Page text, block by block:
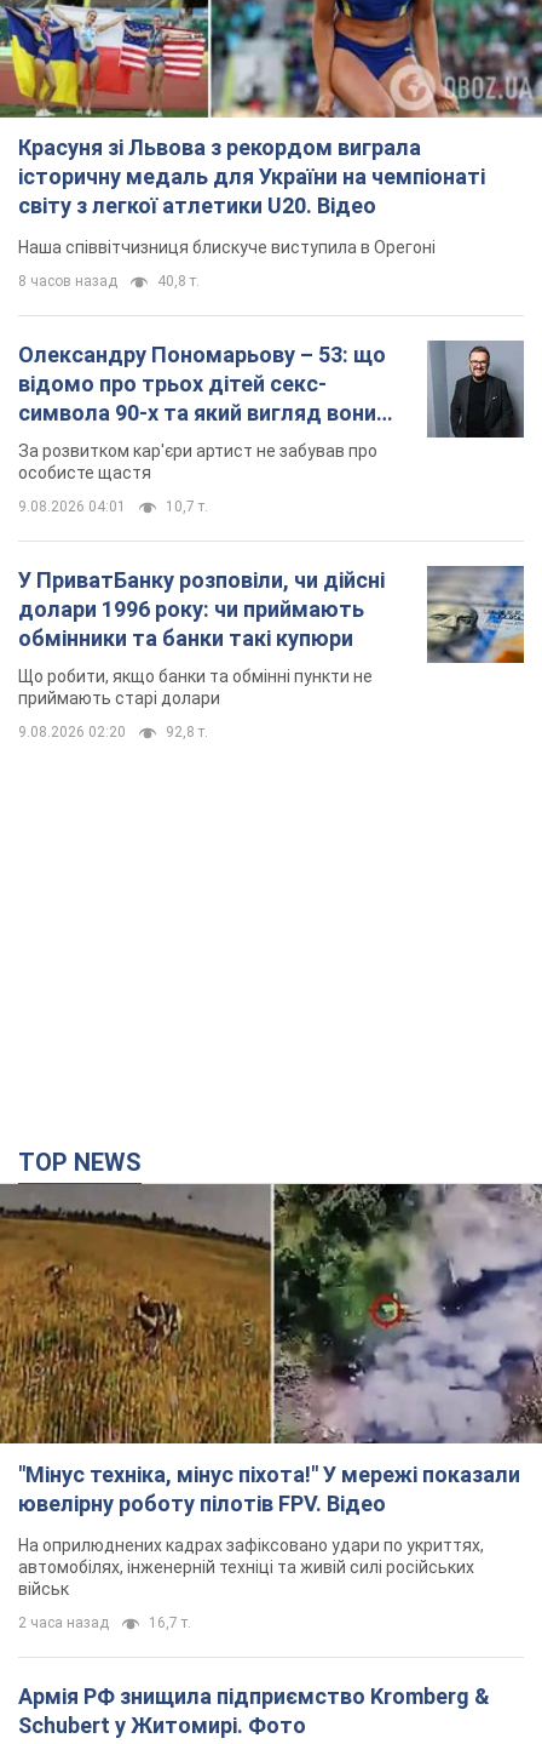
Красуня зі Львова з рекордом виграла
історичну медаль для України на чемпіонаті
світу з легкої атлетики U20. Відео
Наша співвітчизниця блискуче виступила в Орегоні
8 часов назад 40,8 т.
Олександру Пономарьову – 53: що
відомо про трьох дітей секс-
символа 90-х та який вигляд вони
мають
За розвитком кар'єри артист не забував про
особисте щастя
9.08.2026 04:01 10,7 т.
У ПриватБанку розповіли, чи дійсні
долари 1996 року: чи приймають
обмінники та банки такі купюри
Що робити, якщо банки та обмінні пункти не
приймають старі долари
9.08.2026 02:20 92,8 т.
TOP NEWS
"Мінус техніка, мінус піхота!" У мережі показали
ювелірну роботу пілотів FPV. Відео
На оприлюднених кадрах зафіксовано удари по укриттях,
автомобілях, інженерній техніці та живій силі російських
військ
2 часа назад 16,7 т.
Армія РФ знищила підприємство Kromberg &
Schubert у Житомирі. Фото